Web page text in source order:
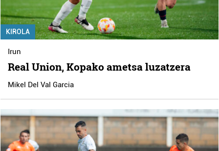
KIROLA
Irun
Real Union, Kopako ametsa luzatzera
Mikel Del Val Garcia